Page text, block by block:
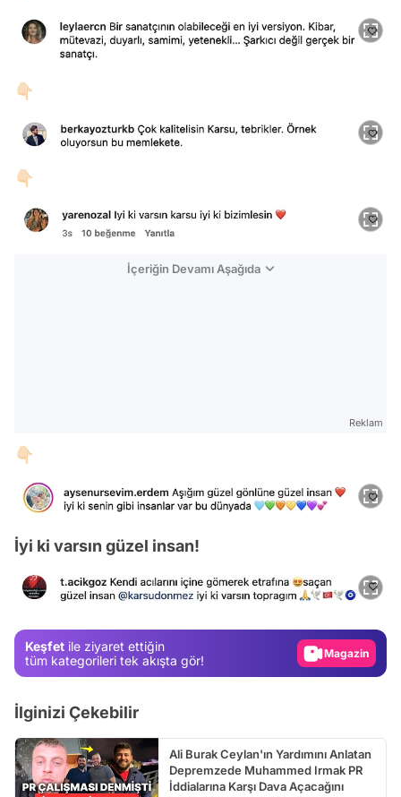
👇🏻
👇🏻
İçeriğin Devamı Aşağıda
Reklam
👇🏻
İyi ki varsın güzel insan!
Keşfet ile ziyaret ettiğin
tüm kategorileri tek akışta gör!
Gündem
Video
İlginizi Çekebilir
Ali Burak Ceylan'ın Yardımını Anlatan
Depremzede Muhammed Irmak PR
İddialarına Karşı Dava Açacağını